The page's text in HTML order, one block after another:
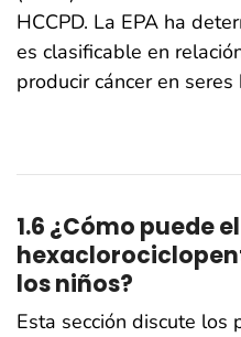
HCCPD. La EPA ha
es clasificable en
producir cáncer en seres
1.6 ¿Cómo puede el
los niños?
Esta sección discute los